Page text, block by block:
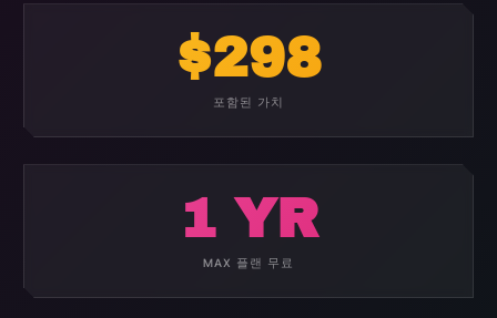
$298
포함된 가치
1 YR
MAX 플랜 무료